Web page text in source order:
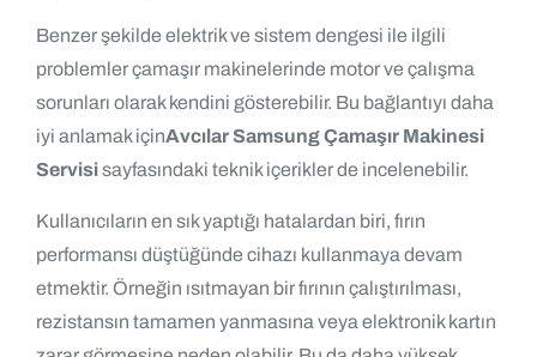
Benzer şekilde elektrik ve sistem dengesi ile ilgili
problemler çamaşır makinelerinde motor ve çalışma
sorunları olarak kendini gösterebilir. Bu bağlantıyı daha
iyi anlamak içinAvcılar Samsung Çamaşır Makinesi
Servisisayfasındaki teknik içerikler de incelenebilir.
Kullanıcıların en sık yaptığı hatalardan biri, fırın
performansı düştüğünde cihazı kullanmaya devam
etmektir. Örneğin ısıtmayan bir fırının çalıştırılması,
rezistansın tamamen yanmasına veya elektronik kartın